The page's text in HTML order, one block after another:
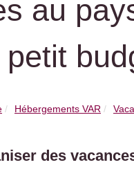
au
Hébergements VAR
des